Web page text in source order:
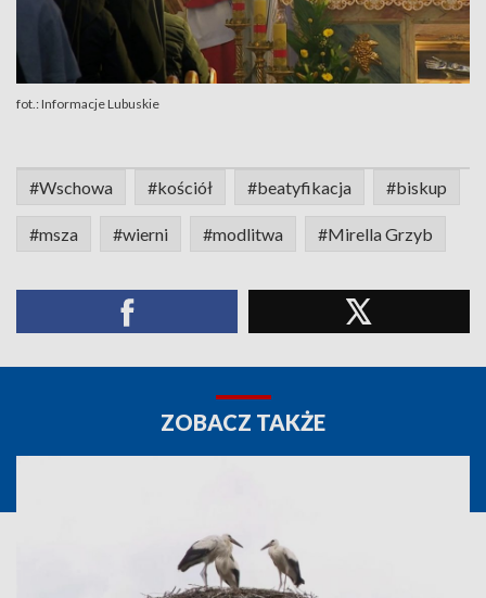
fot.: Informacje Lubuskie
#Wschowa #kościół #beatyfikacja #biskup
#msza #wierni #modlitwa #Mirella Grzyb
ZOBACZ TAKŻE